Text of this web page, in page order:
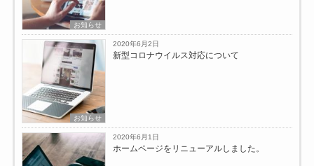
お知らせ
お知らせ
2020年6月2日
新型コロナウイルス対応について
2020年6月1日
ホームページをリニューアルしました。